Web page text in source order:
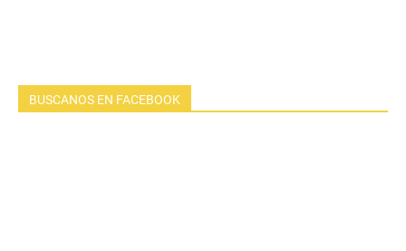
BUSCANOS EN FACEBOOK